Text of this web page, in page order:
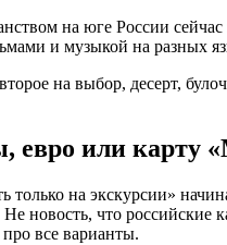
на юге России
и музыкой на разных
на выбор, десерт,
евро или карту
только на экскурсии»
новость, что
все варианты.